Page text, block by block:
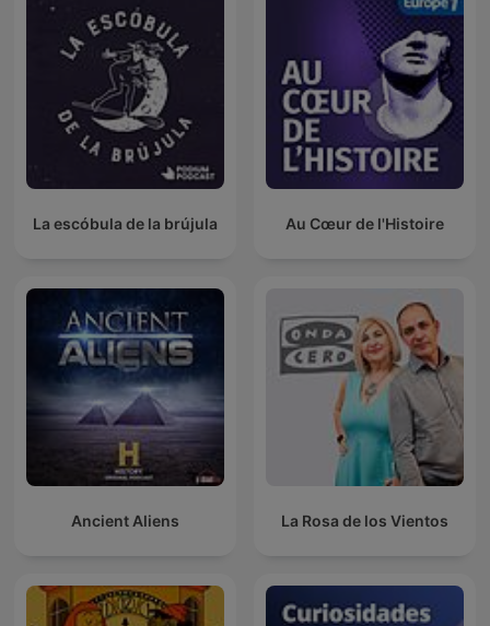
La escóbula de la brújula Au Cœur de l'Histoire
Ancient Aliens La Rosa de los Vientos